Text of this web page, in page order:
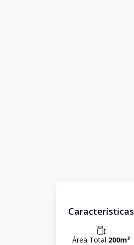
Características
Área Total 200m²